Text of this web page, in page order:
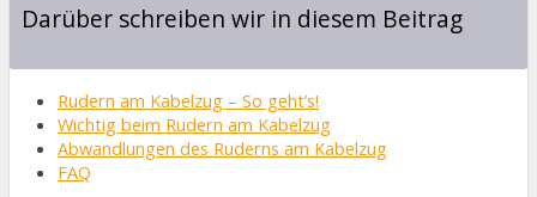
Darüber schreiben wir in diesem Beitrag
Rudern am Kabelzug – So geht’s!
Wichtig beim Rudern am Kabelzug
Abwandlungen des Ruderns am Kabelzug
FAQ